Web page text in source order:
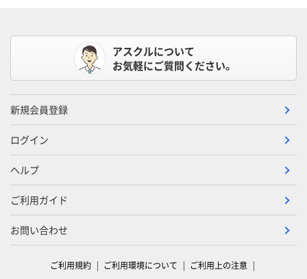
アスクルについて
お気軽にご質問ください。
新規会員登録
ログイン
ヘルプ
ご利用ガイド
お問い合わせ
ご利用規約 ご利用環境について ご利用上の注意